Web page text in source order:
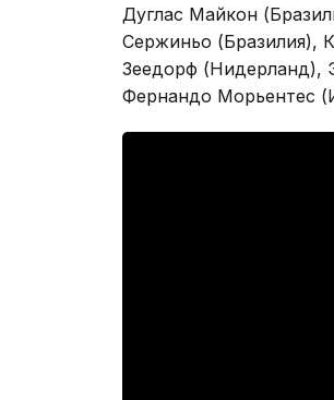
Дуглас Майкон
Сержиньо (Бразилия),
Зеедорф (Нидерланд),
Фернандо Морьентес